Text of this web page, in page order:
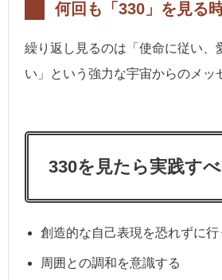
何回も「330」を見る
繰り返し見るのは「使命に従い、
い」という強力な宇宙からのメッ
330を見たら実践す
創造的な自己表現を恐れずに行
周囲との調和を意識する